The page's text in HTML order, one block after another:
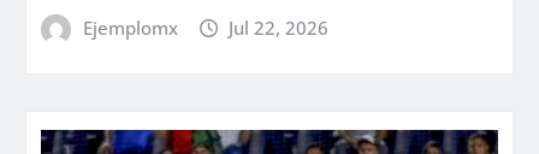
Ejemplomx Jul 22, 2026